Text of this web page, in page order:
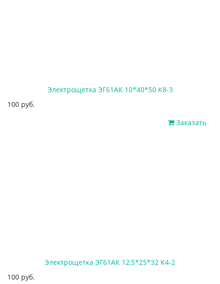
Электрощетка ЭГ61АК 10*40*50 К8-3
100 руб.
Заказать
Электрощетка ЭГ61АК 12,5*25*32 К4-2
100 руб.